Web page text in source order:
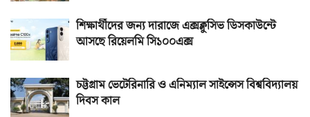
শিক্ষার্থীদের জন্য দারাজে এক্সক্লুসিভ ডিসকাউন্টে
আসছে রিয়েলমি সি১০০এক্স
চট্টগ্রাম ভেটেরিনারি ও এনিম্যাল সাইন্সেস বিশ্ববিদ্যালয়
দিবস কাল